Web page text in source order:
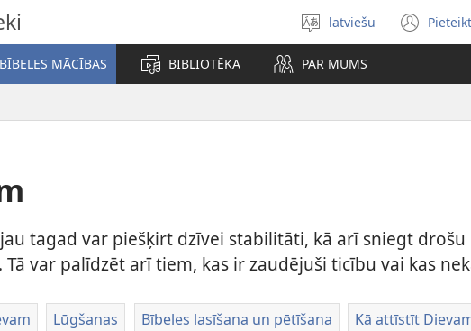
Izvēlieties
valodu
latviešu
new
BĪBELES MĀCĪBAS BIBLIOTĒKA PAR MUMS
tagad var piešķirt dzīvei stabilitāti, kā arī sniegt
var palīdzēt arī tiem, kas ir zaudējuši ticību vai kas
Lūgšanas Bībeles lasīšana un pētīšana Kā attīstīt